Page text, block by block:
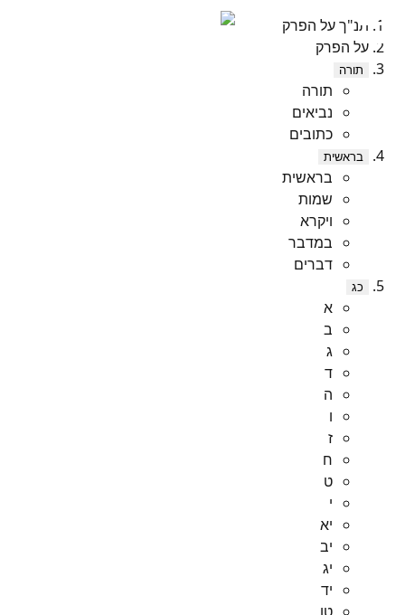
תנ"ך על הפרק
על הפרק
תורה
תורה
נביאים
כתובים
בראשית
בראשית
שמות
ויקרא
במדבר
דברים
כג
א
ב
ג
ד
ה
ו
ז
ח
ט
י
יא
יב
יג
יד